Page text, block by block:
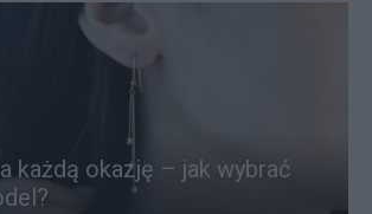
każdą okazję – jak wybrać